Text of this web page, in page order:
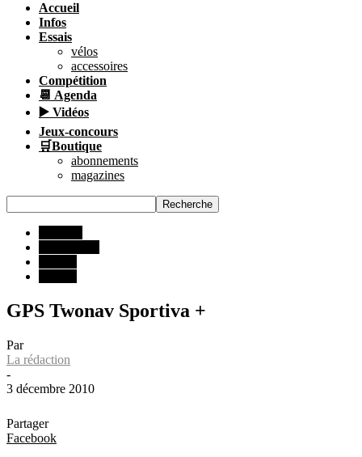
Accueil
Infos
Essais
vélos
accessoires
Compétition
📆 Agenda
▶️ Vidéos
Jeux-concours
🛒Boutique
abonnements
magazines
GPS Twonav Sportiva +
Par
La rédaction
-
3 décembre 2010
Partager
Facebook